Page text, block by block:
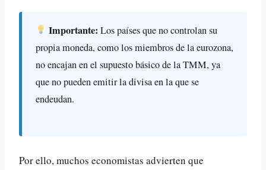
Importante: Los países que no controlan su
propia moneda, como los miembros de la eurozona,
no encajan en el supuesto básico de la TMM, ya
que no pueden emitir la divisa en la que se
endeudan.
Por ello, muchos economistas advierten que